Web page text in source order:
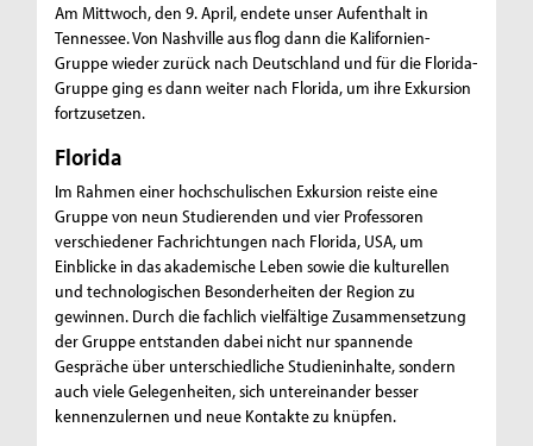
Am Mittwoch, den 9. April, endete unser Aufenthalt in
Tennessee. Von Nashville aus flog dann die Kalifornien-
Gruppe wieder zurück nach Deutschland und für die Florida-
Gruppe ging es dann weiter nach Florida, um ihre Exkursion
fortzusetzen.
Florida
Im Rahmen einer hochschulischen Exkursion reiste eine
Gruppe von neun Studierenden und vier Professoren
verschiedener Fachrichtungen nach Florida, USA, um
Einblicke in das akademische Leben sowie die kulturellen
und technologischen Besonderheiten der Region zu
gewinnen. Durch die fachlich vielfältige Zusammensetzung
der Gruppe entstanden dabei nicht nur spannende
Gespräche über unterschiedliche Studieninhalte, sondern
auch viele Gelegenheiten, sich untereinander besser
kennenzulernen und neue Kontakte zu knüpfen.